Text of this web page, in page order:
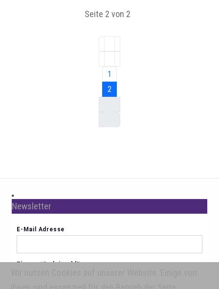
Seite 2 von 2
1
2
Newsletter